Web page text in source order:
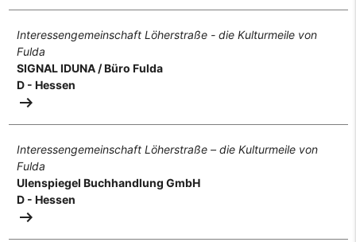
Interessengemeinschaft Löherstraße - die Kulturmeile von
Fulda
SIGNAL IDUNA / Büro Fulda
D - Hessen
arrow_right_alt
Interessengemeinschaft Löherstraße – die Kulturmeile von
Fulda
Ulenspiegel Buchhandlung GmbH
D - Hessen
arrow_right_alt